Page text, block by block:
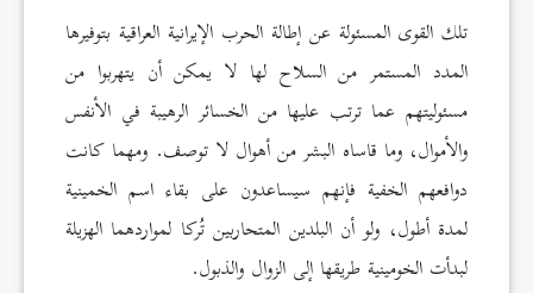
تلك القوى المسئولة عن إطالة الحرب الإيرانية العراقية بتوفيرها
المدد المستمر من السلاح لها لا يمكن أن يتهربوا من
مسئوليتهم عما ترتب عليها من الخسائر الرهيبة في الأنفس
والأموال، وما قاساه البشر من أهوال لا توصف. ومهما كانت
دوافعهم الخفية فإنهم سيساعدون على بقاء اسم الخمينية
لمدة أطول، ولو أن البلدين المتحاربين تُركا لمواردهما الهزيلة
لبدأت الخومينية طريقها إلى الزوال والذبول.